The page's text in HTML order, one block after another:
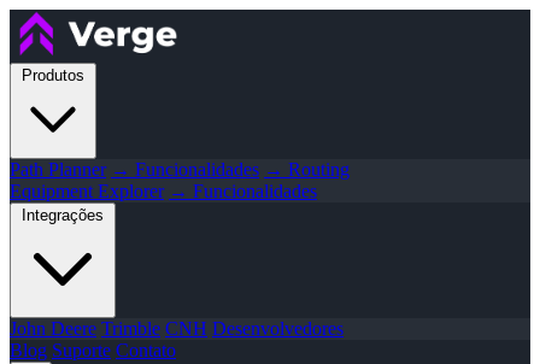
Produtos
Path Planner → Funcionalidades → Routing
Equipment Explorer → Funcionalidades
Integrações
John Deere Trimble CNH Desenvolvedores
Blog Suporte Contato